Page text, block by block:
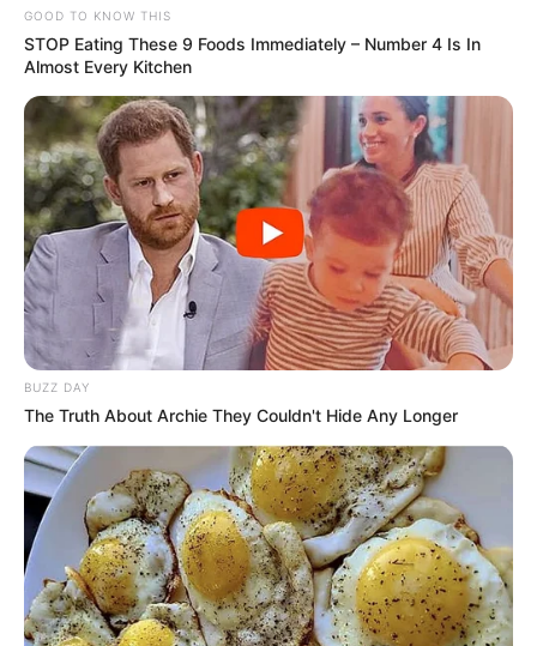
GOOD TO KNOW THIS
STOP Eating These 9 Foods Immediately – Number 4 Is In
Almost Every Kitchen
BUZZ DAY
The Truth About Archie They Couldn't Hide Any Longer